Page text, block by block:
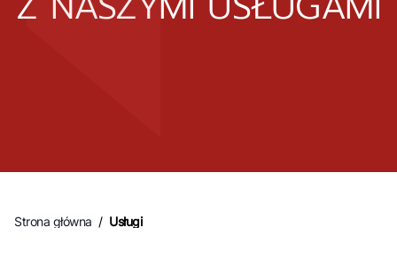
Strona główna / Usługi